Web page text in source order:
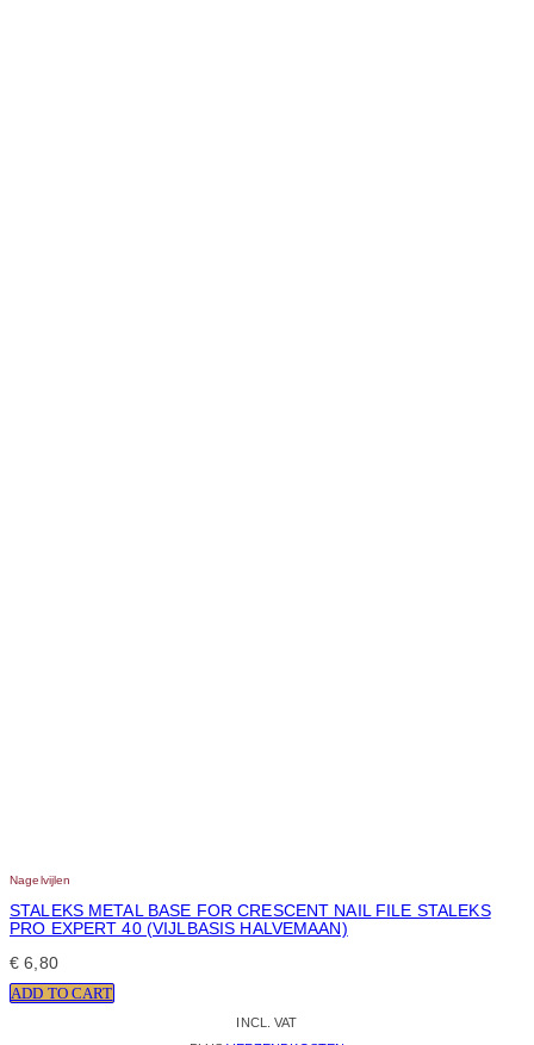
Nagelvijlen
STALEKS METAL BASE FOR CRESCENT NAIL FILE STALEKS
PRO EXPERT 40 (VIJLBASIS HALVEMAAN)
€ 6,80
ADD TO CART
INCL. VAT